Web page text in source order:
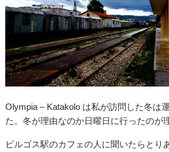
Olympia – Katakolo は私が訪問した冬は
た。冬が理由なのか日曜日に行ったのが
ピルゴス駅のカフェの人に聞いたらとり